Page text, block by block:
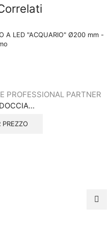
PROFESSIONAL PARTNER
PREZZO